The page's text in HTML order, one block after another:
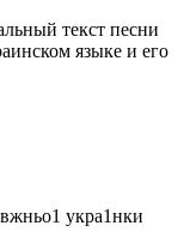
текст песни
языке и его
укра1нки